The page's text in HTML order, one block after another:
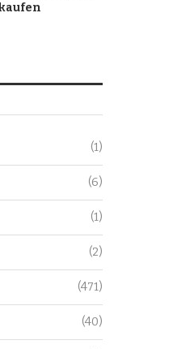
(1)
(6)
(1)
(2)
(471)
(40)